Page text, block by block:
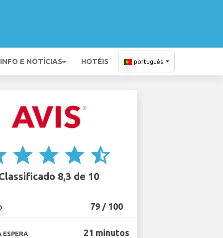
INFO E NOTÍCIAS HOTÉIS português
star star star star_half
8,3 de 10
79 / 100
ESPERA 21 minutos